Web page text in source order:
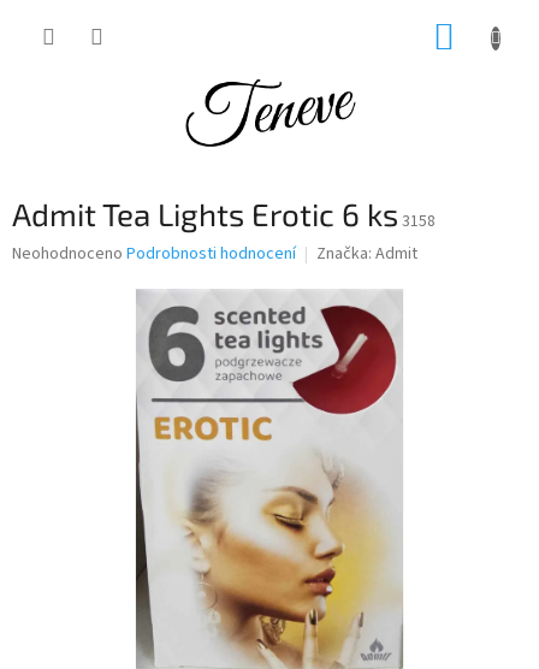
Admit Tea Lights Erotic 6 ks 3158
Průměrné
Neohodnoceno Podrobnosti hodnocení Značka: Admit